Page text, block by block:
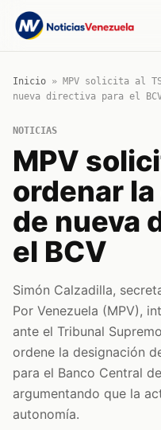
Inicio » MPV solicita al
nueva directiva para el
NOTICIAS
MPV
ordenar
de nueva
el BCV
Simón Calzadilla,
Por Venezuela (MPV),
ante el Tribunal
ordene la designación
para el Banco Central
argumentando que la
autonomía.